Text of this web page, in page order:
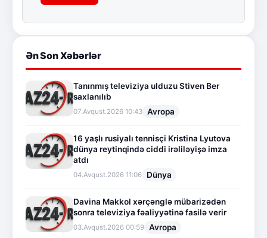
Ən Son Xəbərlər
Tanınmış televiziya ulduzu Stiven Ber
saxlanılıb
07.Avqust.2026 10:43 Avropa
16 yaşlı rusiyalı tennisçi Kristina Lyutova
dünya reytinqində ciddi irəliləyişə imza
atdı
04.Avqust.2026 11:06 Dünya
Davina Makkol xərçənglə mübarizədən
sonra televiziya fəaliyyətinə fasilə verir
03.Avqust.2026 00:59 Avropa